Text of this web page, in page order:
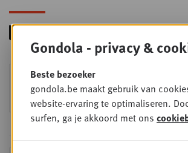
WOE
9
SEP
Foodservice - Joint
business planning
Intro to Negotiation: Succes aan de
onderhandelingstafel is geen toeval!
Gondola - privacy &
Beste bezoeker
gondola.be maakt gebruik van
website-ervaring te optimaliseren.
surfen, ga je akkoord met ons